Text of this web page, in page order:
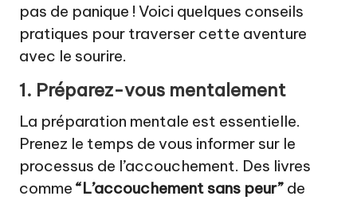
pas de panique ! Voici quelques conseils
pratiques pour traverser cette aventure
avec le sourire.
1. Préparez-vous mentalement
La préparation mentale est essentielle.
Prenez le temps de vous informer sur le
processus de l’accouchement. Des livres
comme “L’accouchement sans peur” de